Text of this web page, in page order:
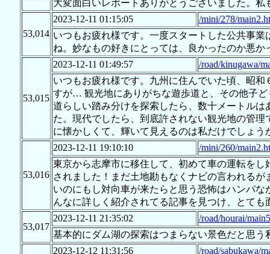
大変面白いレポートありがとうございました。
53,014
2023-12-11 01:15:05
/mini/278/
いつもお疲れ様です。一度スタートした公共事
ね。妙なもの好きにとっては、良かったのか悪
53,015
2023-12-11 01:49:57
/road/kinugawa/
いつもお疲れ様です。九州に住んでいた頃、昭
すが… 観光地にありがちな遊歩道と、その他子
道らしい踏み分けを探索したら、数十メートル
た。現代でしたら、到底許されない観光地の管
に懐かしくて、輝いて見えるのは私だけでしょ
53,016
2023-12-11 19:10:10
/mini/260/
東京から志摩市に移住して、初めて車の運転を
されました！まだ土地勘もなくナビの言われる
いのにもし対向車が来たらと思う恐怖はハンパ
んなに詳しく紹介されてる記事を見つけ、とて
53,017
2023-12-11 21:35:02
/road/hourai/
基本的にダム湖の探索はつまらない景色だと思
2023-12-12 11:31:56
/road/sabukawa/